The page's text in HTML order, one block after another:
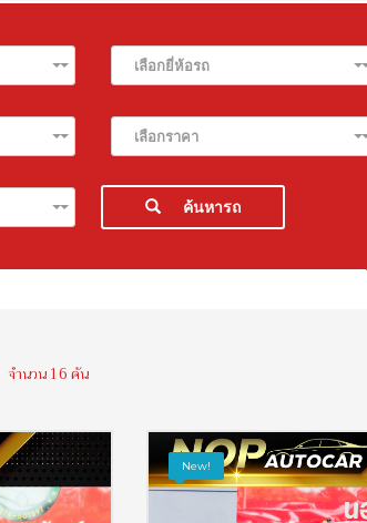
เลือกยี่ห้อรถ
เลือกราคา
ค้นหารถ
จำนวน 16 คัน
New!